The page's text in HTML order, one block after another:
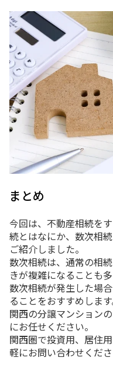
まとめ
今回は、不動産相続を
続とはなにか、数次相
ご紹介しました。
数次相続は、通常の相
きが複雑になることも多
数次相続が発生した場
ることをおすすめします
関西の分譲マンション
にお任せください。
関西圏で投資用、居住
軽にお問い合わせくださ